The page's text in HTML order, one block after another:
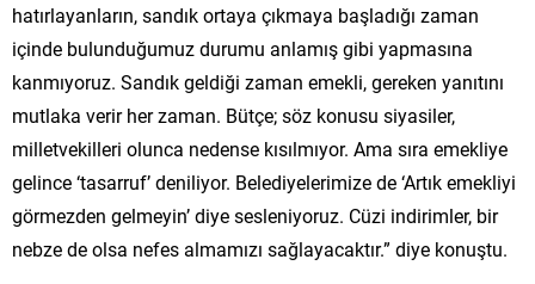
hatırlayanların, sandık ortaya çıkmaya başladığı zaman
içinde bulunduğumuz durumu anlamış gibi yapmasına
kanmıyoruz. Sandık geldiği zaman emekli, gereken yanıtını
mutlaka verir her zaman. Bütçe; söz konusu siyasiler,
milletvekilleri olunca nedense kısılmıyor. Ama sıra emekliye
gelince ‘tasarruf’ deniliyor. Belediyelerimize de ‘Artık emekliyi
görmezden gelmeyin’ diye sesleniyoruz. Cüzi indirimler, bir
nebze de olsa nefes almamızı sağlayacaktır.” diye konuştu.